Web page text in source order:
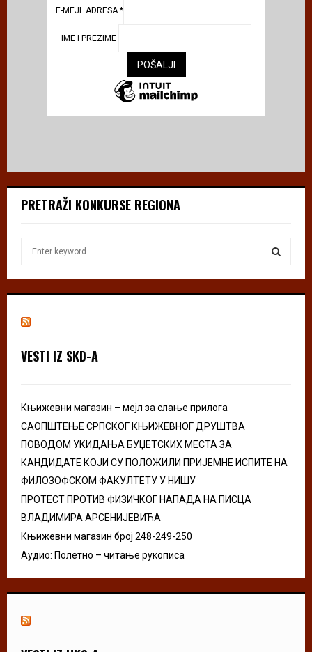
E-MEJL ADRESA *
IME I PREZIME
PRETRAŽI KONKURSE REGIONA
h
r
S
VESTI IZ SKD-A
Књижевни магазин – мејл за слање прилога
САОПШТЕЊЕ СРПСКОГ КЊИЖЕВНОГ ДРУШТВА
ПОВОДОМ УКИДАЊА БУЏЕТСКИХ МЕСТА ЗА
КАНДИДАТЕ КОЈИ СУ ПОЛОЖИЛИ ПРИЈЕМНЕ ИСПИТЕ НА
ФИЛОЗОФСКОМ ФАКУЛТЕТУ У НИШУ
ПРОТЕСТ ПРОТИВ ФИЗИЧКОГ НАПАДА НА ПИСЦА
ВЛАДИМИРА АРСЕНИЈЕВИЋА
Књижевни магазин број 248-249-250
Аудио: Полетно – читање рукописа